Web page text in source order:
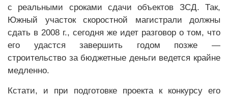
с реальными сроками сдачи объектов ЗСД. Так,
Южный участок скоростной магистрали должны
сдать в 2008 г., сегодня же идет разговор о том, что
его удастся завершить годом позже —
строительство за бюджетные деньги ведется крайне
медленно.
Кстати, и при подготовке проекта к конкурсу его